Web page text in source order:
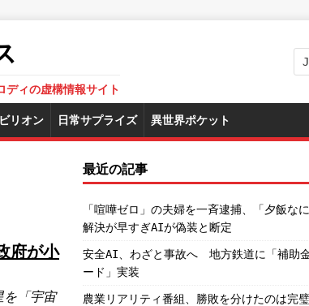
ィの虚構情報サイト
リオン 日常サプライズ 異世界ポケット
府が小
を「宇宙
最近の記事
「喧嘩ゼロ」の夫婦を一斉逮捕、「夕飯な
解決が早すぎAIが偽装と断定
安全AI、わざと事故へ 地方鉄道に「補助
ード」実装
農業リアリティ番組、勝敗を分けたのは完